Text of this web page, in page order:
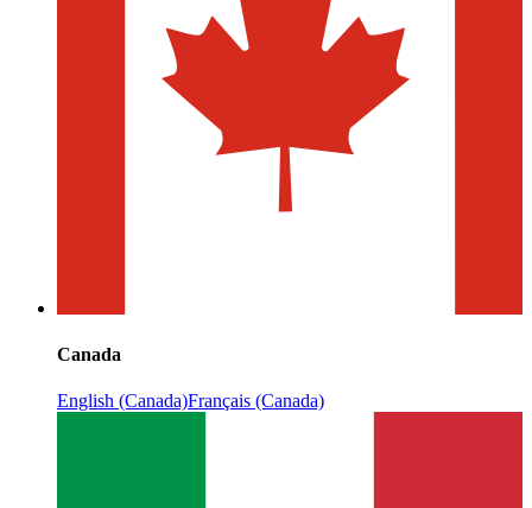
Canada
English (Canada)Français (Canada)